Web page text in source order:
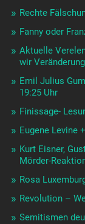
Rechte
Fanny oder
Aktuelle
wir
Emil Julius
19:25 Uhr
Finissage-
Eugene Levine
Kurt Eisner,
Mörder-
Rosa
Revolution –
Semitismen